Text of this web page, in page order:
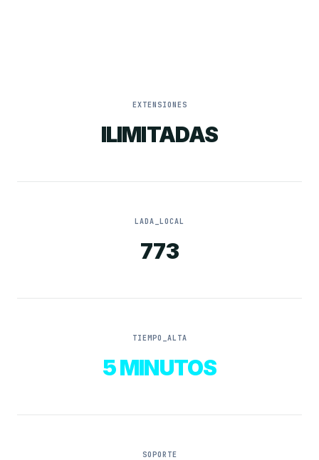
EXTENSIONES
ILIMITADAS
LADA_LOCAL
773
TIEMPO_ALTA
5 MINUTOS
SOPORTE